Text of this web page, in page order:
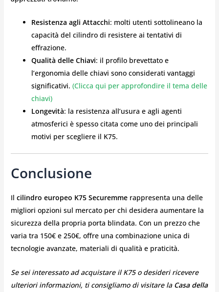
Resistenza agli Attacchi: molti utenti sottolineano la
capacità del cilindro di resistere ai tentativi di
effrazione.
Qualità delle Chiavi: il profilo brevettato e
l’ergonomia delle chiavi sono considerati vantaggi
significativi. (Clicca qui per approfondire il tema delle
chiavi)
Longevità: la resistenza all’usura e agli agenti
atmosferici è spesso citata come uno dei principali
motivi per scegliere il K75.
Conclusione
Il cilindro europeo K75 Securemmerappresenta una delle
migliori opzioni sul mercato per chi desidera aumentare la
sicurezza della propria porta blindata. Con un prezzo che
varia tra 150€ e 250€, offre una combinazione unica di
tecnologie avanzate, materiali di qualità e praticità.
Se sei interessato ad acquistare il K75 o desideri ricevere
ulteriori informazioni, ti consigliamo di visitare la Casa della